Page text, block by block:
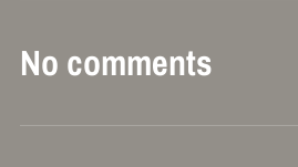
No comments